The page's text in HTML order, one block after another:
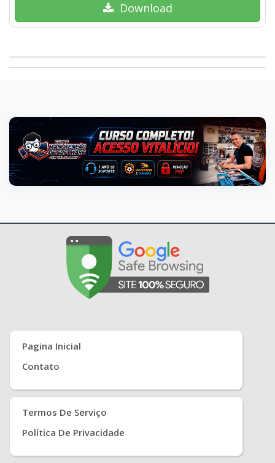
Download
Pagina Inicial
Contato
Termos De Serviço
Política De Privacidade